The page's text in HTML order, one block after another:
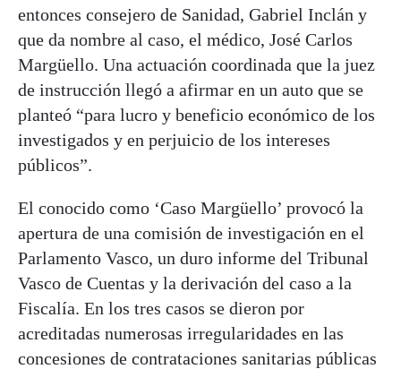
entonces consejero de Sanidad, Gabriel Inclán y
que da nombre al caso, el médico, José Carlos
Margüello. Una actuación coordinada que la juez
de instrucción llegó a afirmar en un auto que se
planteó “para lucro y beneficio económico de los
investigados y en perjuicio de los intereses
públicos”.
El conocido como ‘Caso Margüello’ provocó la
apertura de una comisión de investigación en el
Parlamento Vasco, un duro informe del Tribunal
Vasco de Cuentas y la derivación del caso a la
Fiscalía. En los tres casos se dieron por
acreditadas numerosas irregularidades en las
concesiones de contrataciones sanitarias públicas